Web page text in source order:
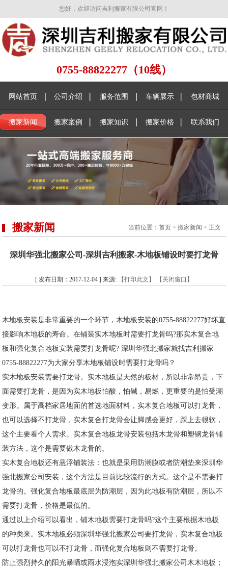
您好，欢迎访问吉利搬家有限公司官网！
0755-88822277（10线）
网站首页 公司介绍 服务范围 车辆展示 包材商城
搬家新闻 搬家案例 搬家知识 搬家价格 联系我们
搬家新闻 当前位置： 首页> 搬家新闻 > 正文
深圳华强北搬家公司-深圳吉利搬家-木地板铺设时要打龙骨
[ 发布日期：2017-12-04 ] 来源: 【打印此文】 【关闭窗口】
木地板安装是非常重要的一个环节，木地板安装的0755-88822277好坏直
接影响木地板的寿命。在铺装实木地板时需要打龙骨吗?那实木复合地
板和强化复合地板安装需要打龙骨呢? 深圳华强北搬家就找吉利搬家
0755-88822277为大家分享木地板铺设时需要打龙骨吗？
实木地板安装需要打龙骨。实木地板是天然的板材，所以非常昂贵，下
面需要打龙骨，是因为实木地板怕酸，怕碱，易燃，更重要的是怕受潮
变形。属于高档家居地面的首选地面材料，实木复合地板可以打龙骨，
也可以选择不打龙骨，实木复合打龙骨会让脚感会更好，踩上去很软，
这个主要看个人需求。实木复合地板龙骨安装包括木龙骨和塑钢龙骨铺
装方法，这个是需要做木龙骨的。
实木复合地板还有悬浮铺装法：也就是采用防潮膜或者防潮垫来深圳华
强北搬家公司安装，这个方法是目前比较流行的方式。这个是不需要打
龙骨的。强化复合地板最底层为防潮层，因为此地板有防潮层，所以不
需要打龙骨，价格是最低的。
通过以上介绍可以看出，铺木地板需要打龙骨吗?这个主要根据木地板
的种类来。实木地板必须深圳华强北搬家公司要打龙骨，实木复合地板
可以打龙骨也可以不打龙骨，而强化复合地板则不需要打龙骨。
防止强烈持久的阳光暴晒或雨水浸泡实深圳华强北搬家公司木木地板；